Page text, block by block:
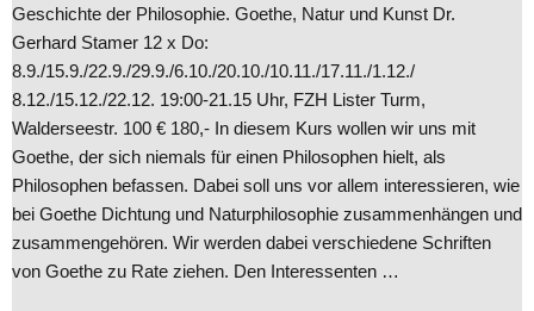
Geschichte der Philosophie. Goethe, Natur und Kunst Dr.
Gerhard Stamer 12 x Do:
8.9./15.9./22.9./29.9./6.10./20.10./10.11./17.11./1.12./
8.12./15.12./22.12. 19:00-21.15 Uhr, FZH Lister Turm,
Walderseestr. 100 € 180,- In diesem Kurs wollen wir uns mit
Goethe, der sich niemals für einen Philosophen hielt, als
Philosophen befassen. Dabei soll uns vor allem interessieren, wie
bei Goethe Dichtung und Naturphilosophie zusammenhängen und
zusammengehören. Wir werden dabei verschiedene Schriften
von Goethe zu Rate ziehen. Den Interessenten …